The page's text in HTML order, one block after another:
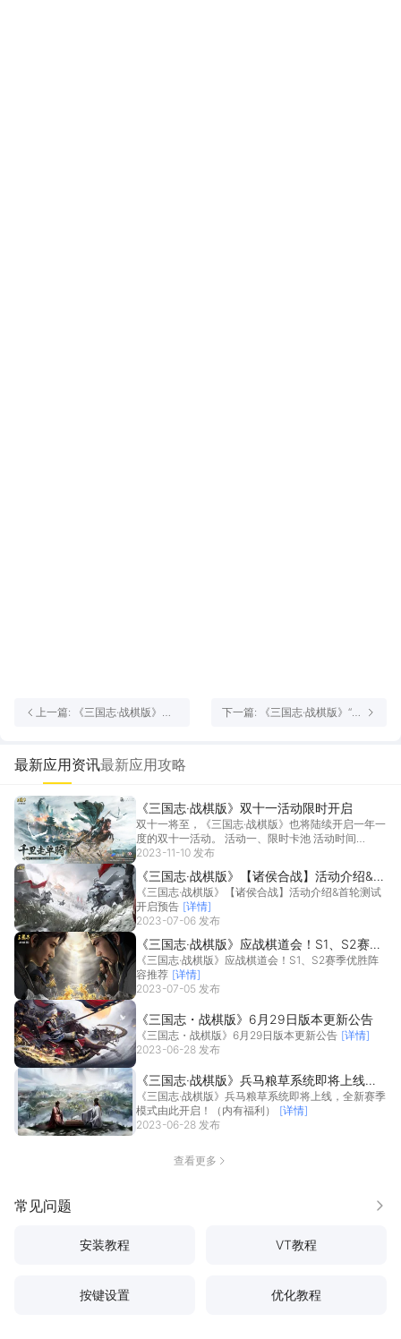
上一篇: 《三国志·战棋版》清
下一篇: 《三国志·战棋版》“军
最新应用资讯最新应用攻略
《三国志·战棋版》双十一活动限时开启
双十一将至，《三国志·战棋版》也将陆续开启一年一
度的双十一活动。 活动一、限时卡池 活动时间
202... [详情]
2023-11-10 发布
《三国志·战棋版》【诸侯合战】活动介绍&首
轮测试开启预告
《三国志·战棋版》【诸侯合战】活动介绍&首轮测试
开启预告 [详情]
2023-07-06 发布
《三国志·战棋版》应战棋道会！S1、S2赛季
优胜阵容推荐
《三国志·战棋版》应战棋道会！S1、S2赛季优胜阵
容推荐 [详情]
2023-07-05 发布
《三国志・战棋版》6月29日版本更新公告
《三国志・战棋版》6月29日版本更新公告 [详情]
2023-06-28 发布
《三国志·战棋版》兵马粮草系统即将上线，
全新赛季模式由此开启！（内有福利）
《三国志·战棋版》兵马粮草系统即将上线，全新赛季
模式由此开启！（内有福利）
[详情]
2023-06-28 发布
查看更多
常见问题 更多
安装教程 VT教程
按键设置 优化教程